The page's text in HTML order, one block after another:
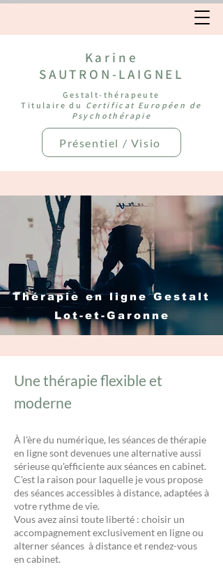
Karine
SAUTRON-LAIGNEL
Gestalt-thérapeute
Titulaire du Certificat Européen de
Psychothérapie
Présentiel / Visio
Thérapie en ligne Gestalt
Lot-et-Garonne
Une thérapie flexible et
moderne
À l'ère du numérique, les séances de thérapie
en ligne sont devenues une alternative aussi
sérieuse qu'efficiente aux séances en cabinet.
C'est la raison pour laquelle je vous propose
des séances accessibles à distance, adaptées à
votre rythme de vie.
Vous avez ainsi toute liberté : choisir un
accompagnement exclusivement en ligne ou
alterner séances à distance et rendez-vous
en cabinet.